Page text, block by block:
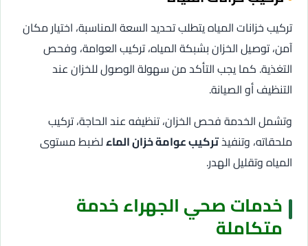
تركيب خزانات المياه يتطلب تحديد السعة المناسبة، اختيار مكان
آمن، توصيل الخزان بشبكة المياه، تركيب العوامة، وفحص
التغذية. كما يجب التأكد من سهولة الوصول للخزان عند
التنظيف أو الصيانة.
وتشمل الخدمة فحص الخزان، تنظيفه عند الحاجة، تركيب
ملحقاته، وتنفيذتركيب عوامة خزان الماءلضبط مستوى
المياه وتقليل الهدر.
خدمات صحي الجهراء خدمة
متكاملة